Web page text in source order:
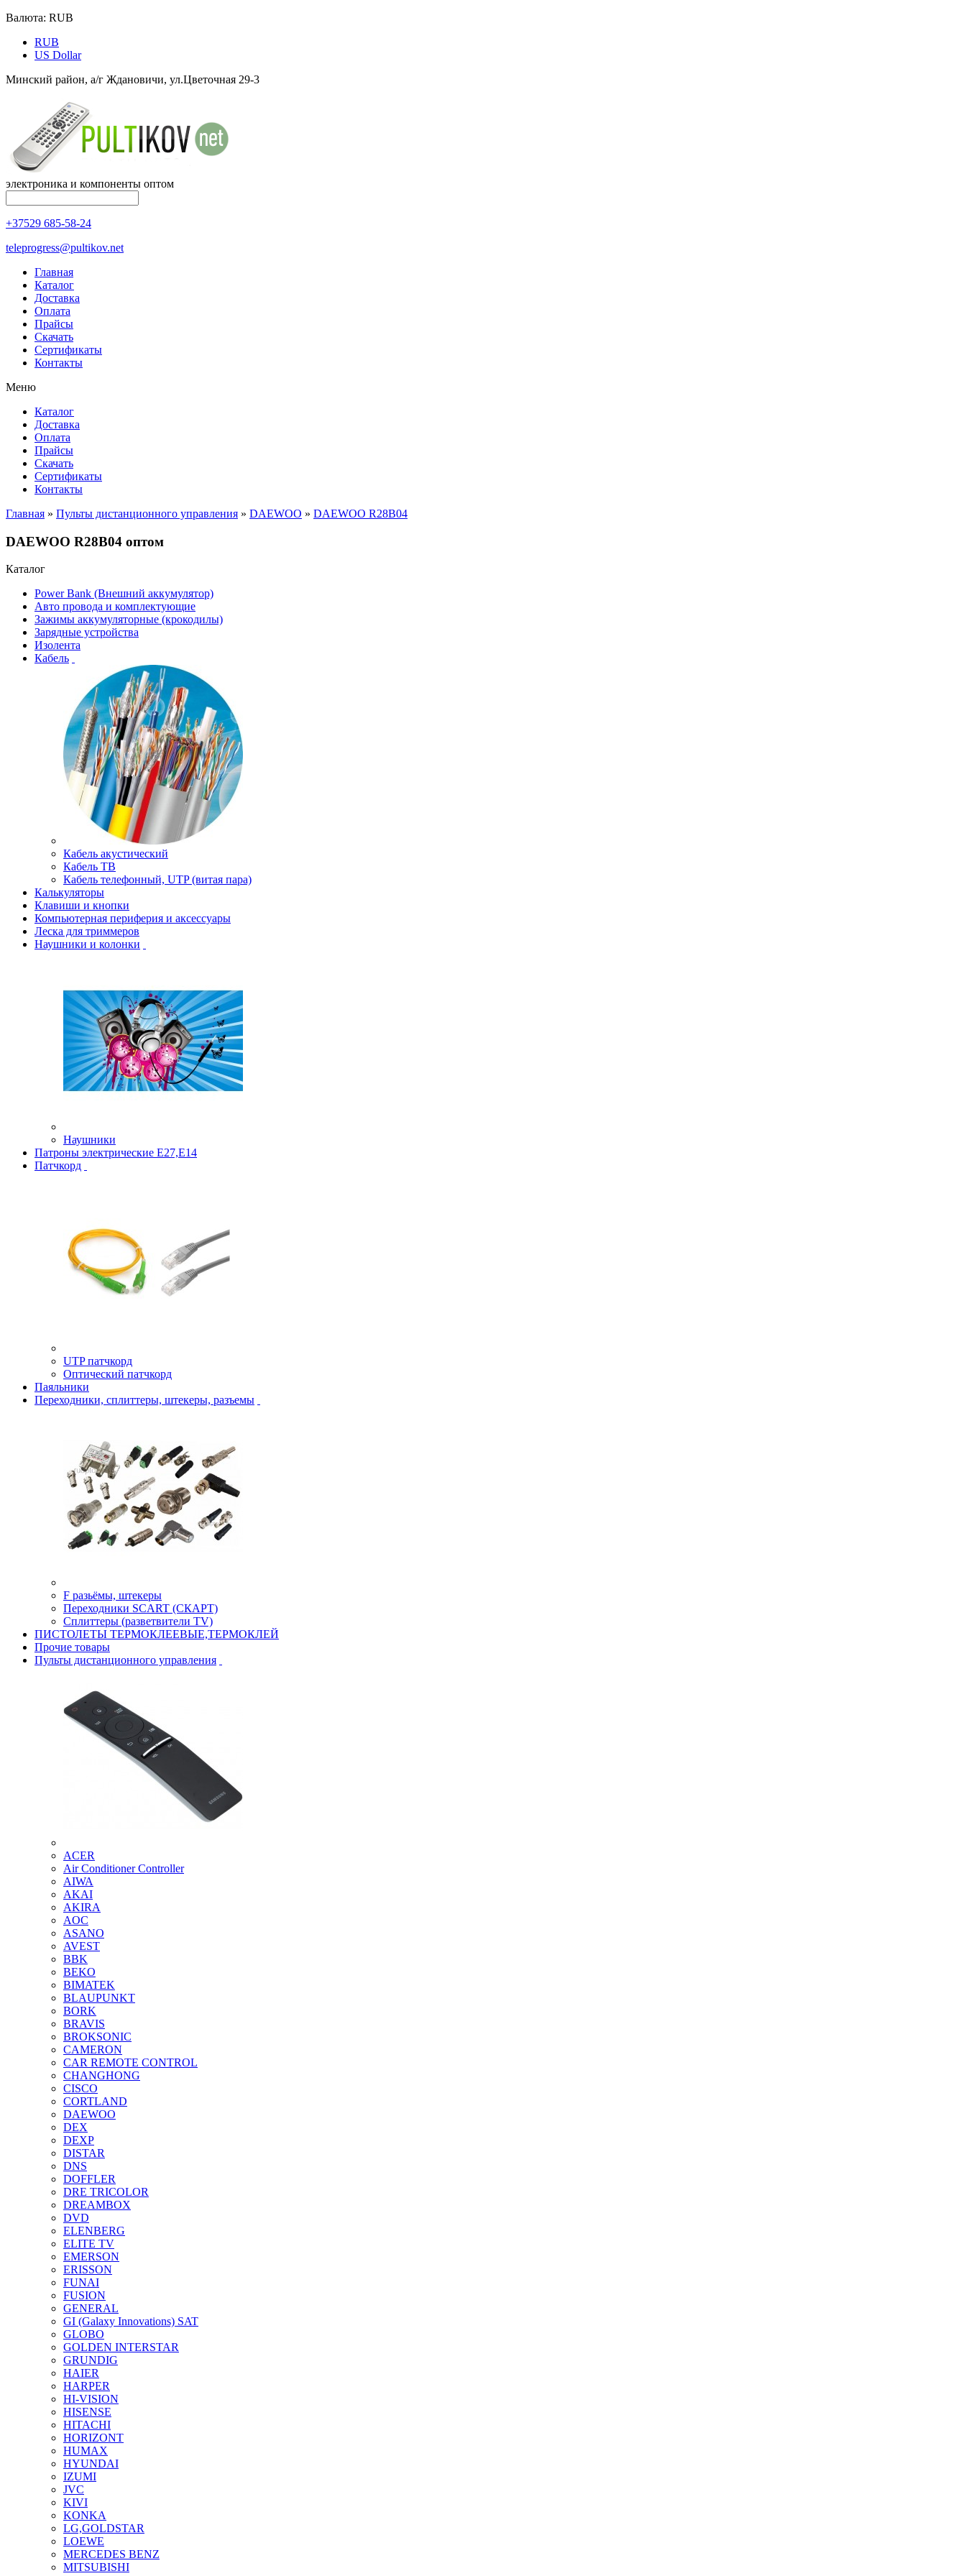
Валюта: RUB
RUB
US Dollar
Минский район, а/г Ждановичи, ул.Цветочная 29-3
электроника и компоненты оптом
+37529 685-58-24
teleprogress@pultikov.net
Главная
Каталог
Доставка
Оплата
Прайсы
Cкачать
Сертификаты
Контакты
Меню
Каталог
Доставка
Оплата
Прайсы
Cкачать
Сертификаты
Контакты
Главная » Пульты дистанционного управления » DAEWOO » DAEWOO R28B04
DAEWOO R28B04 оптом
Каталог
Power Bank (Внешний аккумулятор)
Авто провода и комплектующие
Зажимы аккумуляторные (крокодилы)
Зарядные устройства
Изолента
Кабель
Кабель акустический
Кабель ТВ
Кабель телефонный, UTP (витая пара)
Калькуляторы
Клавиши и кнопки
Компьютерная периферия и аксессуары
Леска для триммеров
Наушники и колонки
Наушники
Патроны электрические Е27,Е14
Патчкорд
UTP патчкорд
Оптический патчкорд
Паяльники
Переходники, сплиттеры, штекеры, разъемы
F разьёмы, штекеры
Переходники SCART (СКАРТ)
Сплиттеры (разветвители TV)
ПИСТОЛЕТЫ ТЕРМОКЛЕЕВЫЕ,ТЕРМОКЛЕЙ
Прочие товары
Пульты дистанционного управления
ACER
Air Conditioner Controller
AIWA
AKAI
AKIRA
AOC
ASANO
AVEST
BBK
BEKO
BIMATEK
BLAUPUNKT
BORK
BRAVIS
BROKSONIC
CAMERON
CAR REMOTE CONTROL
CHANGHONG
CISCO
CORTLAND
DAEWOO
DEX
DEXP
DISTAR
DNS
DOFFLER
DRE TRICOLOR
DREAMBOX
DVD
ELENBERG
ELITE TV
EMERSON
ERISSON
FUNAI
FUSION
GENERAL
GI (Galaxy Innovations) SAT
GLOBO
GOLDEN INTERSTAR
GRUNDIG
HAIER
HARPER
HI-VISION
HISENSE
HITACHI
HORIZONT
HUMAX
HYUNDAI
IZUMI
JVC
KIVI
KONKA
LG,GOLDSTAR
LOEWE
MERCEDES BENZ
MITSUBISHI